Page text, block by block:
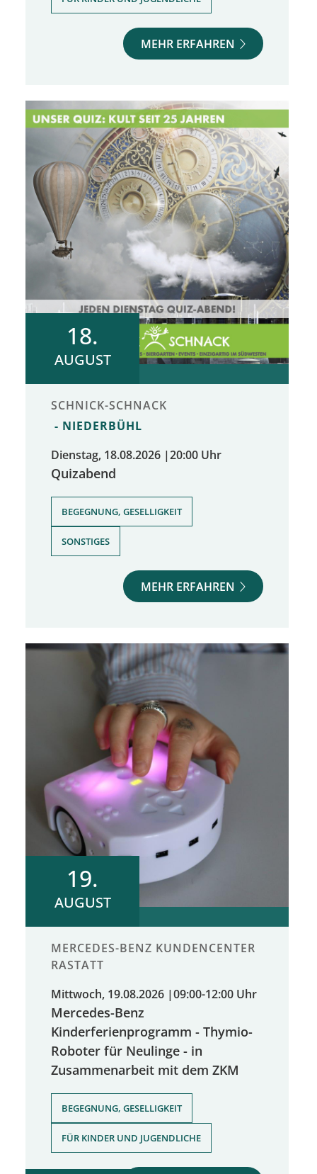
MEHR ERFAHREN
18.
AUGUST
SCHNICK-SCHNACK
NIEDERBÜHL
Dienstag, 18.08.2026 |20:00 Uhr
Quizabend
BEGEGNUNG, GESELLIGKEIT
SONSTIGES
MEHR ERFAHREN
19.
AUGUST
MERCEDES-BENZ KUNDENCENTER
RASTATT
Mittwoch, 19.08.2026 |09:00-12:00 Uhr
Mercedes-Benz
Kinderferienprogramm - Thymio-
Roboter für Neulinge - in
Zusammenarbeit mit dem ZKM
BEGEGNUNG, GESELLIGKEIT
FÜR KINDER UND JUGENDLICHE